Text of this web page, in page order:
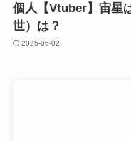
個人【Vtuber】宙星
世）は？
2025-06-02